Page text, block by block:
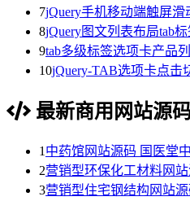
7jQuery手机移动端触屏
8jQuery图文列表布局tab
9tab多级标签选项卡产品
10jQuery-TAB选项卡点击
最新商用网站源
1 中药馆网站源码 国医堂
2营销型环保化工材料网
3营销型住宅钢结构网站